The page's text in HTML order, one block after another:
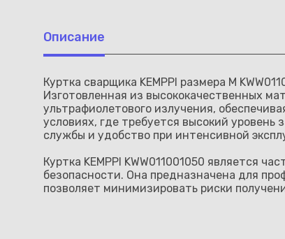
Описание
Куртка сварщика KEMPPI размера M
Изготовленная из высококачественных
ультрафиолетового излучения,
условиях, где требуется высокий
службы и удобство при интенсивной
Куртка KEMPPI KWW011001050 является
безопасности. Она предназначена для
позволяет минимизировать риски